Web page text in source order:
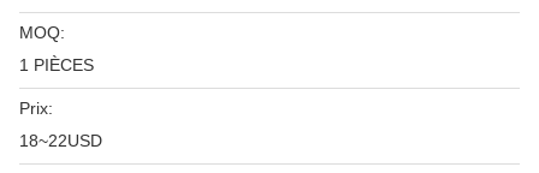
MOQ:
1 PIÈCES
Prix:
18~22USD